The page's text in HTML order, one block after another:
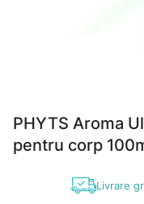
PHYTS Aroma
pentru corp
Livrare